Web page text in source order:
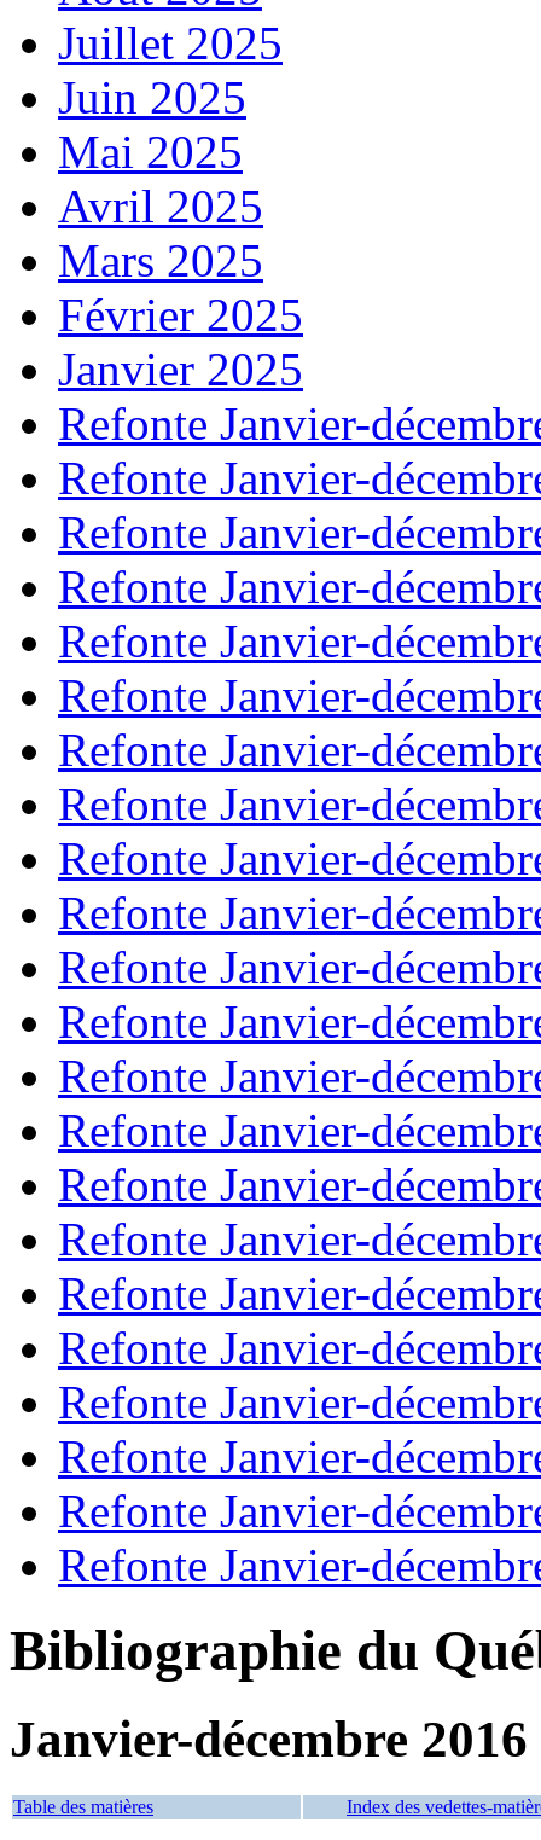
Juillet 2025
Juin 2025
Mai 2025
Avril 2025
Mars 2025
Février 2025
Janvier 2025
Refonte Janvier-
Refonte Janvier-
Refonte Janvier-
Refonte Janvier-
Refonte Janvier-
Refonte Janvier-
Refonte Janvier-
Refonte Janvier-
Refonte Janvier-
Refonte Janvier-
Refonte Janvier-
Refonte Janvier-
Refonte Janvier-
Refonte Janvier-
Refonte Janvier-
Refonte Janvier-
Refonte Janvier-
Refonte Janvier-
Refonte Janvier-
Refonte Janvier-
Refonte Janvier-
Refonte Janvier-
Bibliographie du
Janvier-décembre 2016
Table des matières Index des vedettes-